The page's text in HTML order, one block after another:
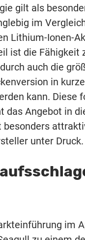
gilt als
im
Lithium-Ionen-
ist die Fähigkeit
auch die
in
kann. Diese
das Angebot in
besonders
unter Druck.
im